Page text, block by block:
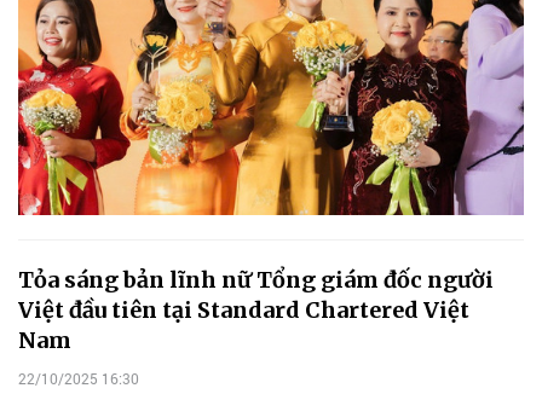
Tỏa sáng bản lĩnh nữ Tổng giám đốc người
Việt đầu tiên tại Standard Chartered Việt
Nam
22/10/2025 16:30